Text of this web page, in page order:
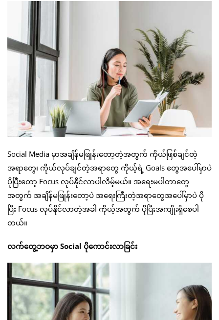
Social Media မှာအချိန်မဖြုန်းတော့တဲ့အတွက် ကိုယ်ဖြစ်ချင်တဲ့
အရာတွေ၊ ကိုယ်လုပ်ချင်တဲ့အရာတွေ ကိုယ့်ရဲ့ Goals တွေအပေါ်မှာပဲ
ပိုပြီးတော့ Focus လုပ်နိုင်လာပါလိမ့်မယ်။ အရေးမပါတာတွေ
အတွက် အချိန်မဖြုန်းတော့ပဲ အရေးကြီးတဲ့အရာတွေအပေါ်မှာပဲ ပို
ပြီး Focus လုပ်နိုင်လာတဲ့အခါ ကိုယ့်အတွက် ပိုပြီးအကျိုးရှိစေပါ
တယ်။
လက်တွေ့ဘဝမှာ Social ပိုကောင်းလာခြင်း